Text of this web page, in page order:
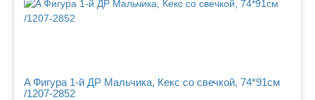
A Фигура 1-й ДР Мальчика, Кекс со свечкой, 74*91см
/1207-2852